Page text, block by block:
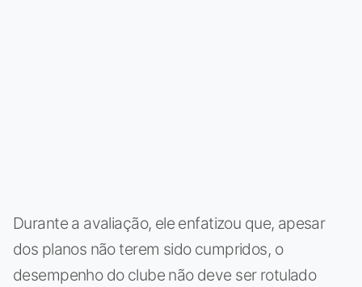
Durante a avaliação, ele enfatizou que, apesar
dos planos não terem sido cumpridos, o
desempenho do clube não deve ser rotulado